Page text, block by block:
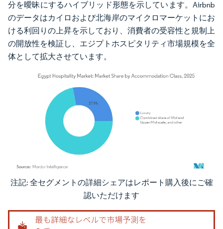
分を曖昧にするハイブリッド形態を示しています。Airbnb
のデータはカイロおよび北海岸のマイクロマーケットにお
ける利回りの上昇を示しており、消費者の受容性と規制上
の開放性を検証し、エジプトホスピタリティ市場規模を全
体として拡大させています。
画像 © Mordor Intelligence。再利用にはCC BY 4.0の表示が必要です。
注記: 全セグメントの詳細シェアはレポート購入後にご確
認いただけます